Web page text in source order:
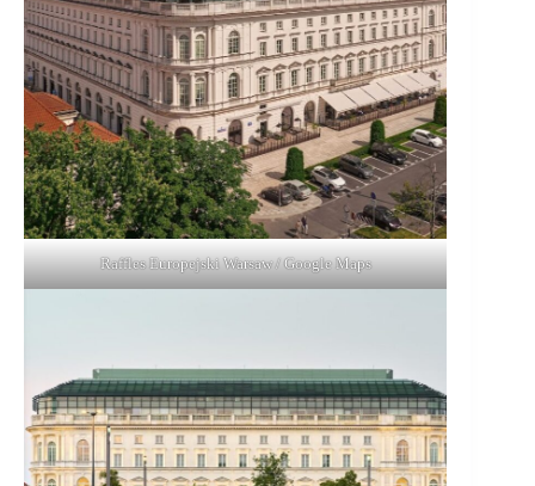
Raffles Europejski Warsaw / Google Maps